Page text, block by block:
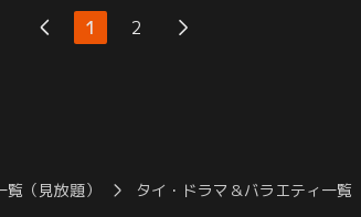
カフェで開かれ、オンサーたちは、離れ
れになるのが寂しいと言う友人のオーム
1 2
（見放題） タイ・ドラマ＆バラエティ一覧